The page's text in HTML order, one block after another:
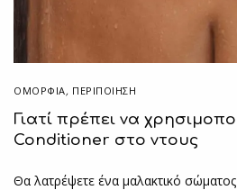
ΟΜΟΡΦΙΑ, ΠΕΡΙΠΟΊΗΣΗ
Γιατί πρέπει να
Conditioner στο ντους
Θα λατρέψετε ένα μαλακτικό